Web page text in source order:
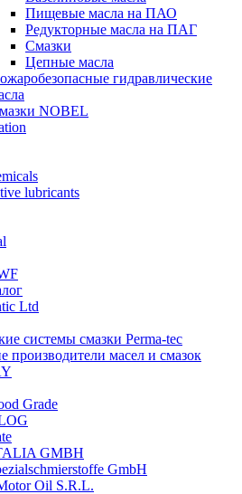
Пищевые масла на ПАО
Редукторные масла на ПАГ
Смазки
Цепные масла
гидравлические
NOBEL
lubricants
Ltd
системы смазки Perma-tec
производители масел и смазок
Grade
GMBH
GmbH
Oil S.R.L.